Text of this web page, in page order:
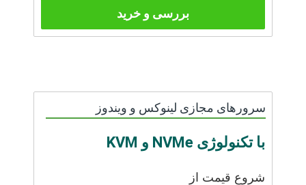
بررسی و خرید
سرورهای مجازی لینوکس و ویندوز
با تکنولوژی NVMe و KVM
شروع قیمت از